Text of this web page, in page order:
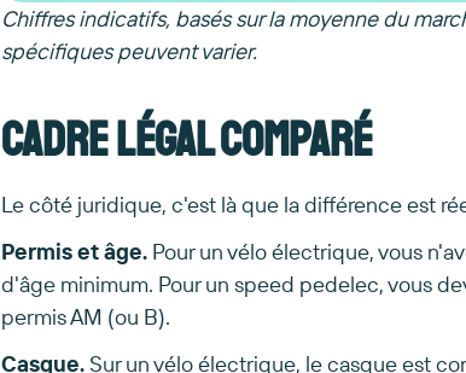
Chiffres indicatifs, basés sur la moyenne du
spécifiques peuvent varier.
Cadre légal comparé
Le côté juridique, c'est là que la différence est
Permis et âge. Pour un vélo électrique, vous
d'âge minimum. Pour un speed pedelec, vous
permis AM (ou B).
Casque. Sur un vélo électrique, le casque est